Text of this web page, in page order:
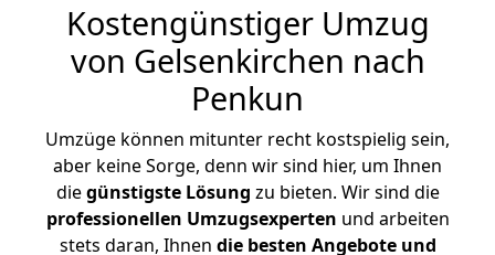
Kostengünstiger Umzug
von Gelsenkirchen nach
Penkun
Umzüge können mitunter recht kostspielig sein,
aber keine Sorge, denn wir sind hier, um Ihnen
diegünstigste Lösung zu bieten. Wir sind die
professionellen Umzugsexperten und arbeiten
stets daran, Ihnen die besten Angebote und